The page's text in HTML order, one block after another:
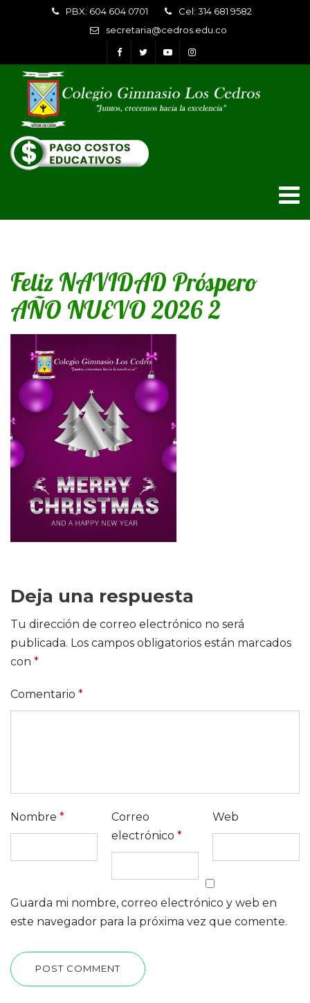
PBX: 604 604 0701
Cel: 314 681 9582
secretaria@cedros.edu.co
Feliz NAVIDAD Próspero
AÑO NUEVO 2026 2
Deja una respuesta
Tu dirección de correo electrónico no será
publicada. Los campos obligatorios están marcados
con *
Comentario *
Nombre *
Correo
electrónico *
Web
Guarda mi nombre, correo electrónico y web en
este navegador para la próxima vez que comente.
POST COMMENT